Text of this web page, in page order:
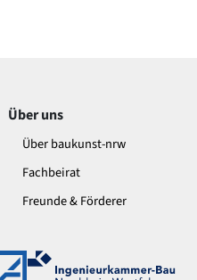
Über uns
Über baukunst-nrw
Fachbeirat
Freunde & Förderer